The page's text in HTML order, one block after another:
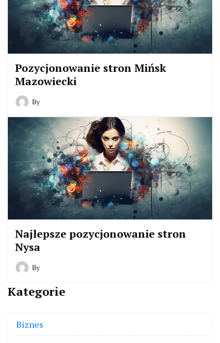
Pozycjonowanie stron Mińsk
Mazowiecki
By
Najlepsze pozycjonowanie stron
Nysa
By
Kategorie
Biznes